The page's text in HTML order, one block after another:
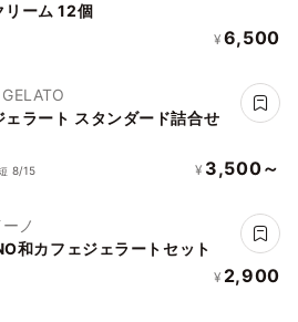
リーム 12個
¥ 6,500
ェラート スタンダード詰合せ
8/15 ¥ 3,500～
ノ
和カフェジェラートセット
¥ 2,900